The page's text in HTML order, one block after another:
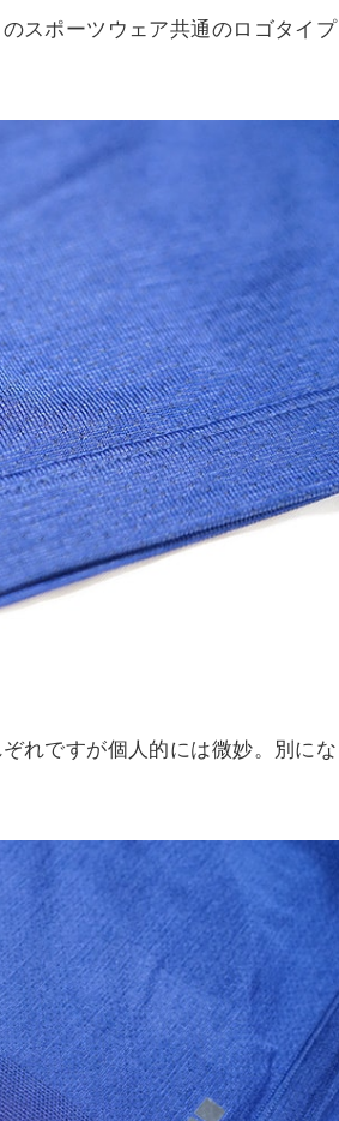
スポーツウェア共通のロゴタイプ
れですが個人的には微妙。別にな